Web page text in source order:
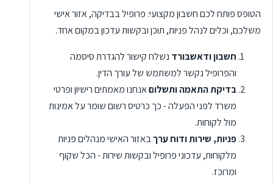
הטופס פותח לכם חשבון מקצועי: פרופיל בבדיקה, אזור אישי
משלכם, וכלים לנהל פניות, תוכן ובקשות עדכון במקום אחד.
חשבון ודאשבורד נשלח קישור להגדרת סיסמה
והפרופיל נקשר למשתמש של עורך הדין.
בדיקת התאמה ותשלוםאנחנו מאמתים רישיון ופרטי
משרד לפני הפעלה - כך כרטיס רשום שומר על אמינות
מול לקוחות.
פניות, שירות ודוח ערךבאזור האישי מנהלים פניות
מלקוחות, עדכוני פרופיל ובקשות שירות - הכל שקוף
ומרוכז.